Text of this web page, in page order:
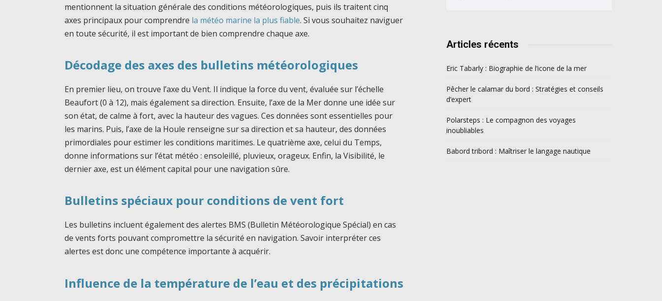
mentionnent la situation générale des conditions météorologiques, puis ils traitent cinq
axes principaux pour comprendre la météo marine la plus fiable. Si vous souhaitez naviguer
en toute sécurité, il est important de bien comprendre chaque axe.
Décodage des axes des bulletins météorologiques
En premier lieu, on trouve l’axe du Vent. Il indique la force du vent, évaluée sur l’échelle
Beaufort (0 à 12), mais également sa direction. Ensuite, l’axe de la Mer donne une idée sur
son état, de calme à fort, avec la hauteur des vagues. Ces données sont essentielles pour
les marins. Puis, l’axe de la Houle renseigne sur sa direction et sa hauteur, des données
primordiales pour estimer les conditions maritimes. Le quatrième axe, celui du Temps,
donne informations sur l’état météo : ensoleillé, pluvieux, orageux. Enfin, la Visibilité, le
dernier axe, est un élément capital pour une navigation sûre.
Bulletins spéciaux pour conditions de vent fort
Les bulletins incluent également des alertes BMS (Bulletin Météorologique Spécial) en cas
de vents forts pouvant compromettre la sécurité en navigation. Savoir interpréter ces
alertes est donc une compétence importante à acquérir.
Influence de la température de l’eau et des précipitations
Articles récents
Eric Tabarly : Biographie de l’icone de la mer
Pêcher le calamar du bord : Stratégies et conseils
d’expert
Polarsteps : Le compagnon des voyages
inoubliables
Babord tribord : Maîtriser le langage nautique